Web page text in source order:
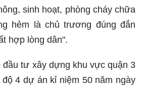
sinh hoạt, phòng cháy chữa
hẻm là chủ trương đúng đắn
hợp lòng dân".
đầu tư xây dựng khu vực quận 3
4 dự án kỉ niệm 50 năm ngày